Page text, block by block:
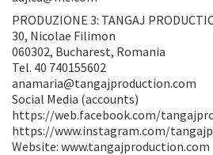
PRODUZIONE 3: TANGAJ
30, Nicolae Filimon
060302, Bucharest, Romania
Tel. 40 740155602
anamaria@tangajproduction.com
Social Media (accounts)
https://web.facebook.com/
https://www.instagram.com/
Website: www.tangajproduction.com